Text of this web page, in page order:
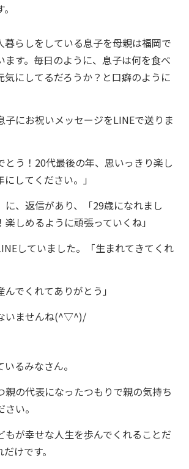
暮らしをしている息子を母親は福岡で
ます。毎日のように、息子は何を食べ
気にしてるだろうか？と口癖のように
子にお祝いメッセージをLINEで送りま
とう！20代最後の年、思いっきり楽し
してください。」
に、返信があり、「29歳になれまし
しめるように頑張っていくね」
していました。「生まれてきてくれ
でくれてありがとう」
いませんね(^▽^)/
るみなさん。
親の代表になったつもりで親の気持ち
い。
もが幸せな人生を歩んでくれることだ
けです。